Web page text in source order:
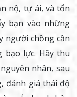
nộ, tự ái, và tổn
bạn vào những
người chồng cần
bạo lực. Hãy thu
nhân, sau
đánh giá thái độ